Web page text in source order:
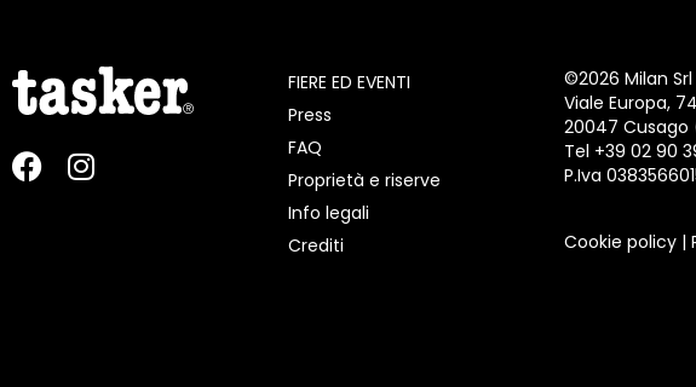
FIERE ED EVENTI
Press
FAQ
Proprietà e riserve
Info legali
Crediti
©2026 Milan Srl
Viale Europa,
20047 Cusago
Tel +39 02 90
P.Iva
Cookie policy |